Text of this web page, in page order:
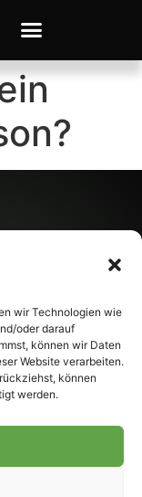
wir Technologien wie
oder darauf
können wir Daten
Website verarbeiten.
können
werden.